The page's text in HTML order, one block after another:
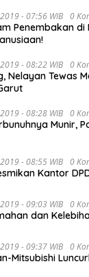
- 07:56 WIB 0
Penembakan di
- 08:22 WIB 0
Nelayan Tewas
- 08:28 WIB 0
Munir,
- 08:55 WIB 0
Kantor
- 09:03 WIB 0
dan
- 09:37 WIB 0
Mitsubishi